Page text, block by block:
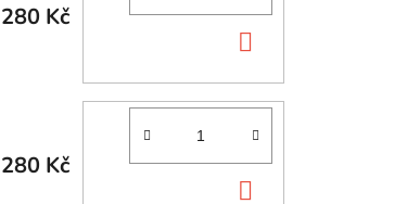
Kč
KOŠÍKU
Kč